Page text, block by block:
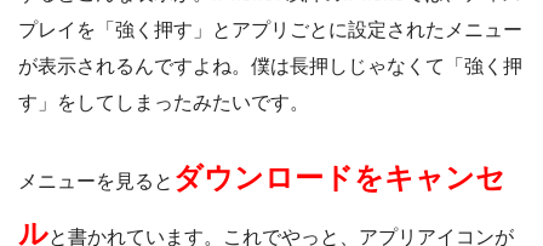
プレイを「強く押す」とアプリごとに設定されたメニュー
が表示されるんですよね。僕は長押しじゃなくて「強く押
す」をしてしまったみたいです。
メニューを見ると ダウンロードをキャンセ
ルと書かれています。これでやっと、アプリアイコンが